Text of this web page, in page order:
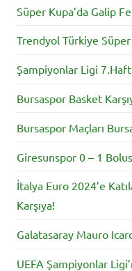
Süper Kupa’da Galip
Trendyol Türkiye
Şampiyonlar Ligi
Bursaspor Basket
Bursaspor Maçları
Giresunspor 0 – 1
İtalya Euro 2024’e
Karşıya!
Galatasaray Mauro
UEFA Şampiyonlar